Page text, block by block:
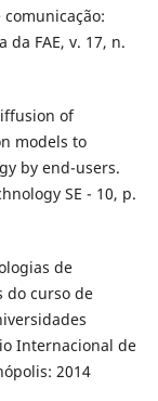
da FAE, v. 17, n.
of
models to
by end-users.
SE - 10, p.
de
do curso de
Internacional de
2014